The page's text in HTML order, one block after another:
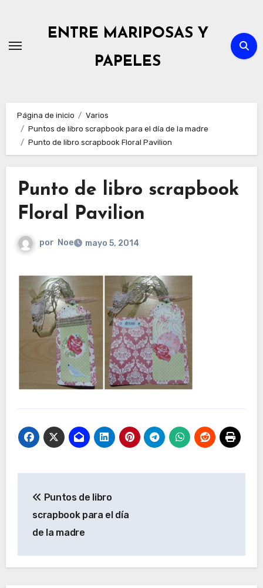
contenido
ENTRE MARIPOSAS Y
PAPELES
Página de inicio
Varios
Puntos de libro scrapbook para el día de la madre
Punto de libro scrapbook Floral Pavilion
Punto de libro scrapbook
Floral Pavilion
por Noe mayo 5, 2014
de
entradas
Puntos de libro
scrapbook para el día
de la madre